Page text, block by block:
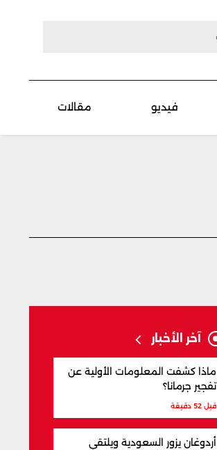
فيديو مقالات
آخر الأخبار
ماذا كشفت المعلومات الأولية عن
تفجير جرمانا؟
قبل 52 دقيقة
أردوغان يزور السعودية ويلتقي